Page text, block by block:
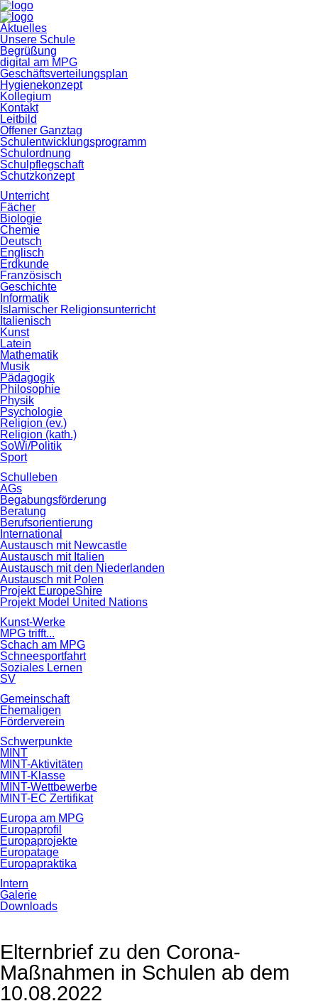
Navigation
überspringen
Aktuelles
Unsere Schule
Begrüßung
digital am MPG
Geschäftsverteilungsplan
Hygienekonzept
Kollegium
Kontakt
Leitbild
Offener Ganztag
Schulentwicklungsprogramm
Schulordnung
Schulpflegschaft
Schutzkonzept
Unterricht
Fächer
Biologie
Chemie
Deutsch
Englisch
Erdkunde
Französisch
Geschichte
Informatik
Islamischer Religionsunterricht
Italienisch
Kunst
Latein
Mathematik
Musik
Pädagogik
Philosophie
Physik
Psychologie
Religion (ev.)
Religion (kath.)
SoWi/Politik
Sport
Schulleben
AGs
Begabungsförderung
Beratung
Berufsorientierung
International
Austausch mit Newcastle
Austausch mit Italien
Austausch mit den Niederlanden
Austausch mit Polen
Projekt EuropeShire
Projekt Model United Nations
Kunst-Werke
MPG trifft...
Schach am MPG
Schneesportfahrt
Soziales Lernen
SV
Gemeinschaft
Ehemaligen
Förderverein
Schwerpunkte
MINT
MINT-Aktivitäten
MINT-Klasse
MINT-Wettbewerbe
MINT-EC Zertifikat
Europa am MPG
Europaprofil
Europaprojekte
Europatage
Europapraktika
Intern
Galerie
Downloads
Elternbrief zu den Corona-
Maßnahmen in Schulen ab dem
10.08.2022